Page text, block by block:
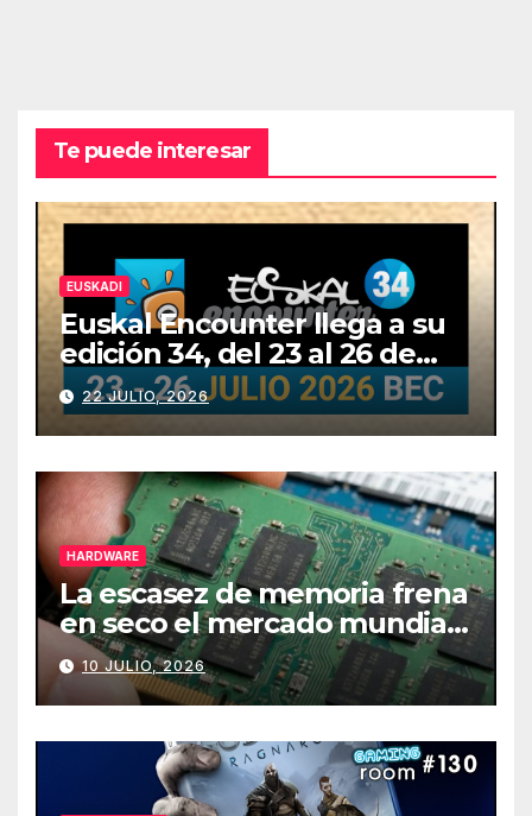
Te puede interesar
EUSKADI
Euskal Encounter llega a su
edición 34, del 23 al 26 de
julio
22 JULIO, 2026
HARDWARE
La escasez de memoria frena
en seco el mercado mundial
de PCs
10 JULIO, 2026